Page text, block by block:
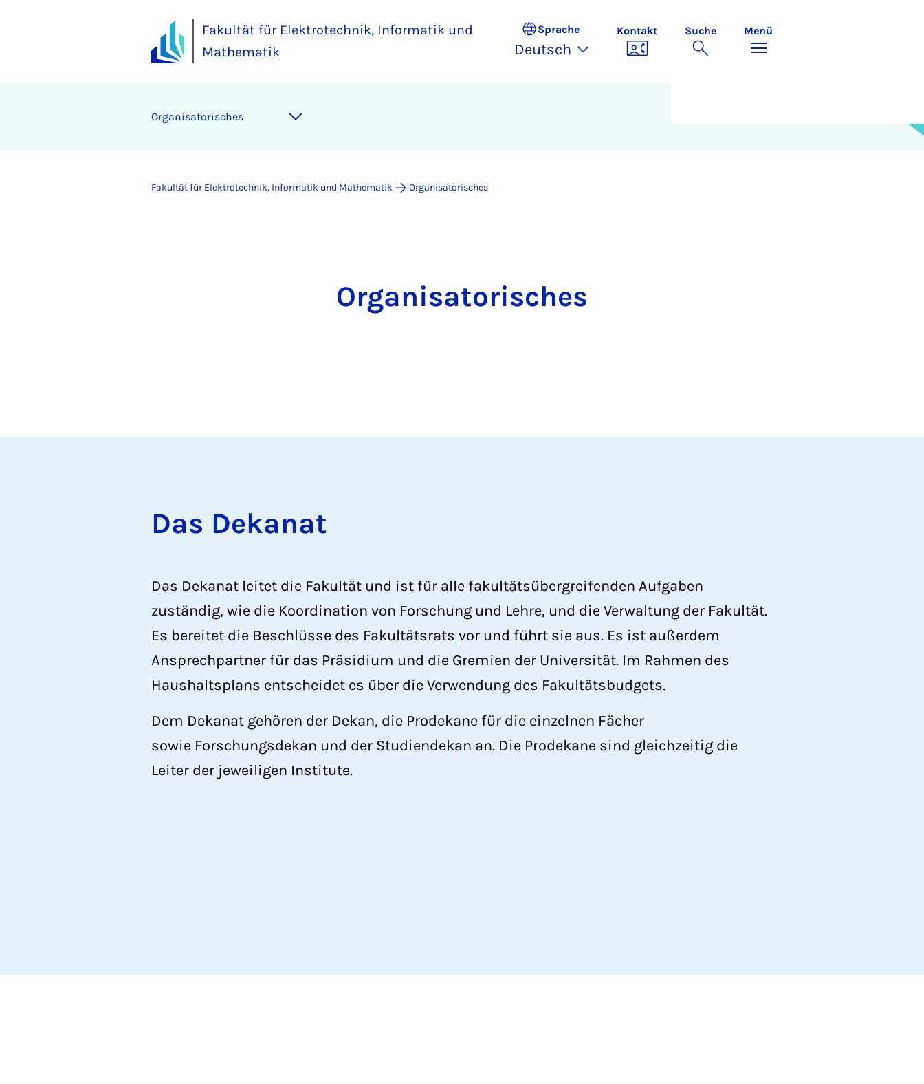
Fakultät für Elektrotechnik, Informatik und
Mathematik
Sprache
Deutsch
Kontakt Suche Menü
Organisatorisches
Fakultät für Elektrotechnik, Informatik und Mathematik Organisatorisches
Organisatorisches
Das De­ka­nat
Das Dekanat leitet die Fakultät und ist für alle fakultätsübergreifenden Aufgaben
zuständig, wie die Koordination von Forschung und Lehre, und die Verwaltung der Fakultät.
Es bereitet die Beschlüsse des Fakultätsrats vor und führt sie aus. Es ist außerdem
Ansprechpartner für das Präsidium und die Gremien der Universität. Im Rahmen des
Haushaltsplans entscheidet es über die Verwendung des Fakultätsbudgets.
Dem Dekanat gehören der Dekan, die Prodekane für die einzelnen Fächer
sowie Forschungsdekan und der Studiendekan an. Die Prodekane sind gleichzeitig die
Leiter der jeweiligen Institute.